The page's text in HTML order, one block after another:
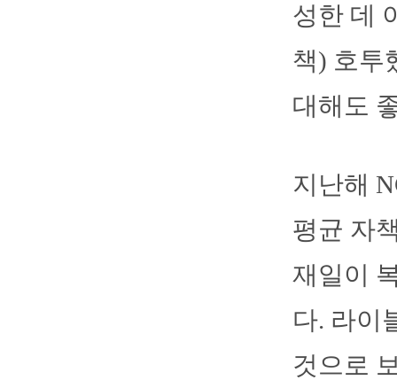
성한 데
책) 호투
대해도
지난해
평균 자
재일이
다. 라이
것으로